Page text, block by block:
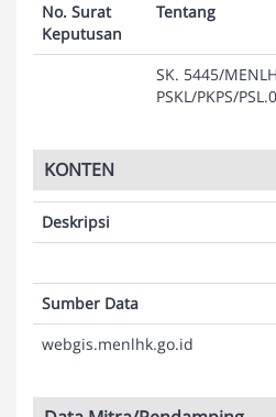
No. Surat
Keputusan
Tentang
SK. 5445/
PSKL/PKPS/
KONTEN
Deskripsi
Sumber Data
webgis.menlhk.go.id